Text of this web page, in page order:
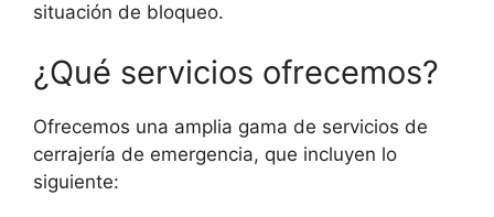
situación de bloqueo.
¿Qué servicios ofrecemos?
Ofrecemos una amplia gama de servicios de
cerrajería de emergencia, que incluyen lo
siguiente: